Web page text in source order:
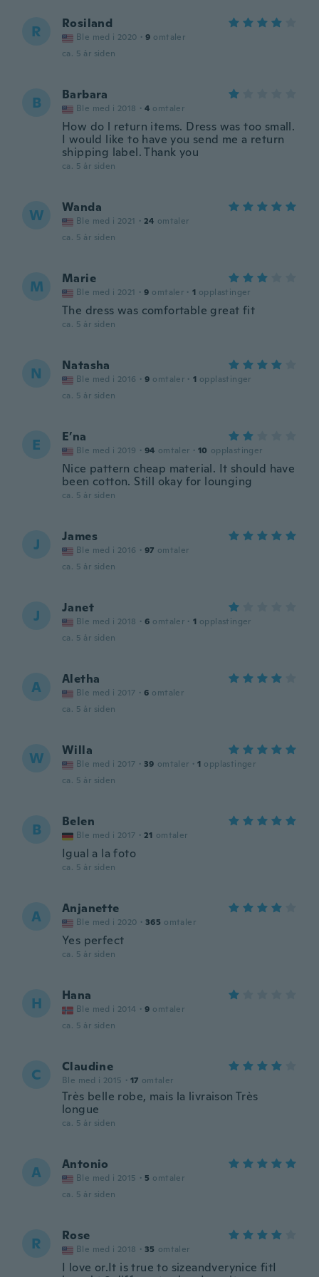
R Rosiland
Ble med i 2020 · 9 omtaler
ca. 5 år siden
B Barbara
Ble med i 2018 · 4 omtaler
How do l return items. Dress was too small.
I would like to have you send me a return
shipping label. Thank you
ca. 5 år siden
W Wanda
Ble med i 2021 · 24 omtaler
ca. 5 år siden
M Marie
Ble med i 2021 · 9 omtaler · 1 opplastinger
The dress was comfortable great fit
ca. 5 år siden
N Natasha
Ble med i 2016 · 9 omtaler · 1 opplastinger
ca. 5 år siden
E E’na
Ble med i 2019 · 94 omtaler · 10 opplastinger
Nice pattern cheap material. It should have
been cotton. Still okay for lounging
ca. 5 år siden
J James
Ble med i 2016 · 97 omtaler
ca. 5 år siden
J Janet
Ble med i 2018 · 6 omtaler · 1 opplastinger
ca. 5 år siden
A Aletha
Ble med i 2017 · 6 omtaler
ca. 5 år siden
W Willa
Ble med i 2017 · 39 omtaler · 1 opplastinger
ca. 5 år siden
B Belen
Ble med i 2017 · 21 omtaler
Igual a la foto
ca. 5 år siden
A Anjanette
Ble med i 2020 · 365 omtaler
Yes perfect
ca. 5 år siden
H Hana
Ble med i 2014 · 9 omtaler
ca. 5 år siden
C Claudine
Ble med i 2015 · 17 omtaler
Très belle robe, mais la livraison Très
longue
ca. 5 år siden
A Antonio
Ble med i 2015 · 5 omtaler
ca. 5 år siden
R Rose
Ble med i 2018 · 35 omtaler
I love or.It is true to sizeandverynice fitI